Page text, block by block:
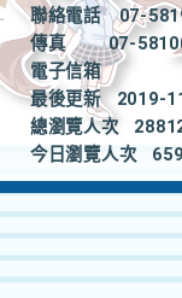
聯絡電話
07-
傳真
07-
電子信箱
最後更新
2019-
總瀏覽人次
今日瀏覽人次